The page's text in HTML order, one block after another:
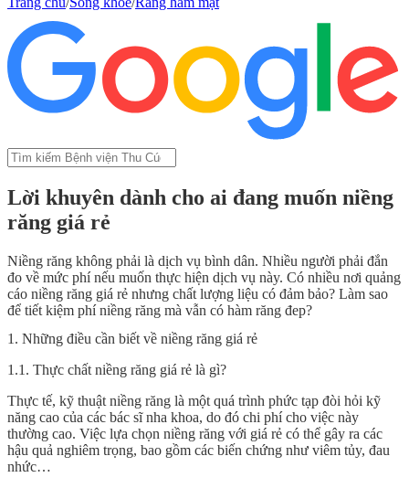
Lời khuyên dành cho ai đang muốn niềng
răng giá rẻ
Niềng răng không phải là dịch vụ bình dân. Nhiều người phải đắn
đo về mức phí nếu muốn thực hiện dịch vụ này. Có nhiều nơi quảng
cáo niềng răng giá rẻ nhưng chất lượng liệu có đảm bảo? Làm sao
để tiết kiệm phí niềng răng mà vẫn có hàm răng đep?
1. Những điều cần biết về niềng răng giá rẻ
1.1. Thực chất niềng răng giá rẻ là gì?
Thực tế, kỹ thuật niềng răng là một quá trình phức tạp đòi hỏi kỹ
năng cao của các bác sĩ nha khoa, do đó chi phí cho việc này
thường cao. Việc lựa chọn niềng răng với giá rẻ có thể gây ra các
hậu quả nghiêm trọng, bao gồm các biến chứng như viêm tủy, đau
nhức…